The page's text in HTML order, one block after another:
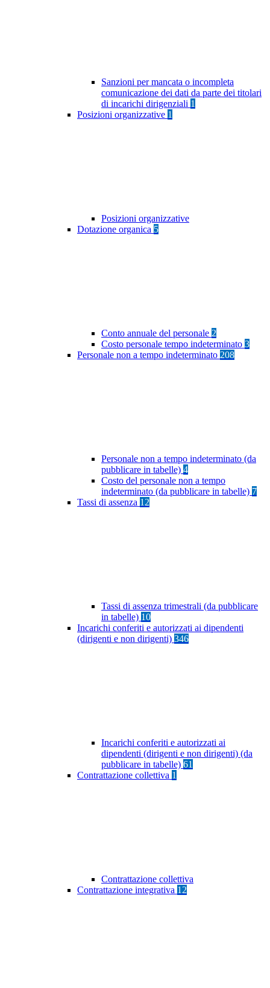
Sanzioni per mancata o incompleta
comunicazione dei dati da parte dei titolari
di incarichi dirigenziali 1
Posizioni organizzative 1
Posizioni organizzative
Dotazione organica 5
Conto annuale del personale 2
Costo personale tempo indeterminato 3
Personale non a tempo indeterminato 208
Personale non a tempo indeterminato (da
pubblicare in tabelle) 4
Costo del personale non a tempo
indeterminato (da pubblicare in tabelle) 7
Tassi di assenza 12
Tassi di assenza trimestrali (da pubblicare
in tabelle) 10
Incarichi conferiti e autorizzati ai dipendenti
(dirigenti e non dirigenti) 346
Incarichi conferiti e autorizzati ai
dipendenti (dirigenti e non dirigenti) (da
pubblicare in tabelle) 61
Contrattazione collettiva 1
Contrattazione collettiva
Contrattazione integrativa 12